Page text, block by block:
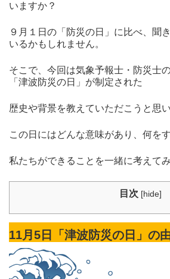
いますか？
９月１日の「防災の日」に比べ、聞
いるかもしれません。
そこで、今回は気象予報士・防災士
「津波防災の日」が制定された
歴史や背景を教えていただこうと思い
この日にはどんな意味があり、何を
私たちができることを一緒に考えてみ
目次 [hide]
11月5日「津波防災の日」の